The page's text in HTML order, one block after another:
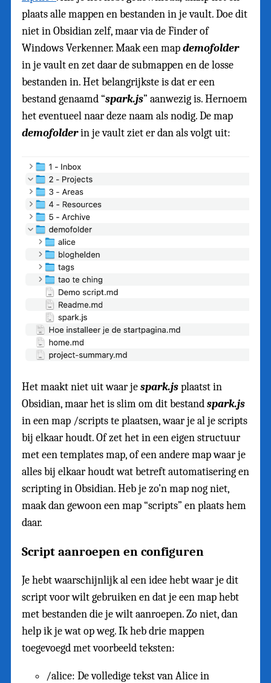
plaats alle mappen en bestanden in je vault. Doe dit
niet in Obsidian zelf, maar via de Finder of
Windows Verkenner. Maak een mapdemofolder
in je vault en zet daar de submappen en de losse
bestanden in. Het belangrijkste is dat er een
bestand genaamd “spark.js” aanwezig is. Hernoem
het eventueel naar deze naam als nodig. De map
demofolderin je vault ziet er dan als volgt uit:
Het maakt niet uit waar jespark.jsplaatst in
Obsidian, maar het is slim om dit bestandspark.js
in een map /scripts te plaatsen, waar je al je scripts
bij elkaar houdt. Of zet het in een eigen structuur
met een templates map, of een andere map waar je
alles bij elkaar houdt wat betreft automatisering en
scripting in Obsidian. Heb je zo’n map nog niet,
maak dan gewoon een map “scripts” en plaats hem
daar.
Script aanroepen en configuren
Je hebt waarschijnlijk al een idee hebt waar je dit
script voor wilt gebruiken en dat je een map hebt
met bestanden die je wilt aanroepen. Zo niet, dan
help ik je wat op weg. Ik heb drie mappen
toegevoegd met voorbeeld teksten:
/alice: De volledige tekst van Alice in